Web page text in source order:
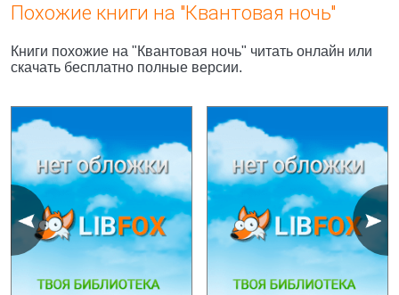
Похожие книги на "Квантовая ночь"
Книги похожие на "Квантовая ночь" читать онлайн или
скачать бесплатно полные версии.